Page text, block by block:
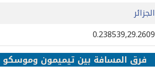
الجزائر
0.238539,29.2609
فرق المسافة بين تيميمون وموسكو